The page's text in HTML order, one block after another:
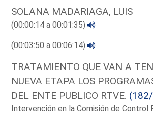
SOLANA MADARIAGA, LUIS
(00:00:14 a 00:01:35)
(00:03:50 a 00:06:14)
TRATAMIENTO QUE VAN A
NUEVA ETAPA LOS
DEL ENTE PUBLICO RTVE.
Intervención en la Comisión de Control